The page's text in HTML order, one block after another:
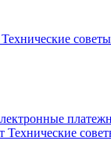
Технические советы
Технические